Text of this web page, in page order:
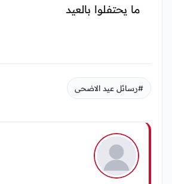
ما يحتفلوا بالعيد
#رسائل عيد الاضحى